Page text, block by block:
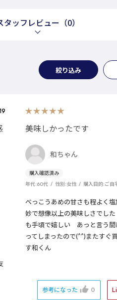
タッフレビュー （0）
絞り込み
美味しかったです
和ちゃん
年代:60代 性別:女性 購入目的:ご自
べっこうあめの甘さも程よく
妙で想像以上の美味しさでし
も手頃で嬉しい あっと言う間
ってしまったので(^^)またすぐ
す和くん
参考になった 0